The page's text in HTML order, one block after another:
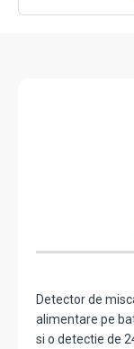
Detector de
alimentare pe
si o detectie de